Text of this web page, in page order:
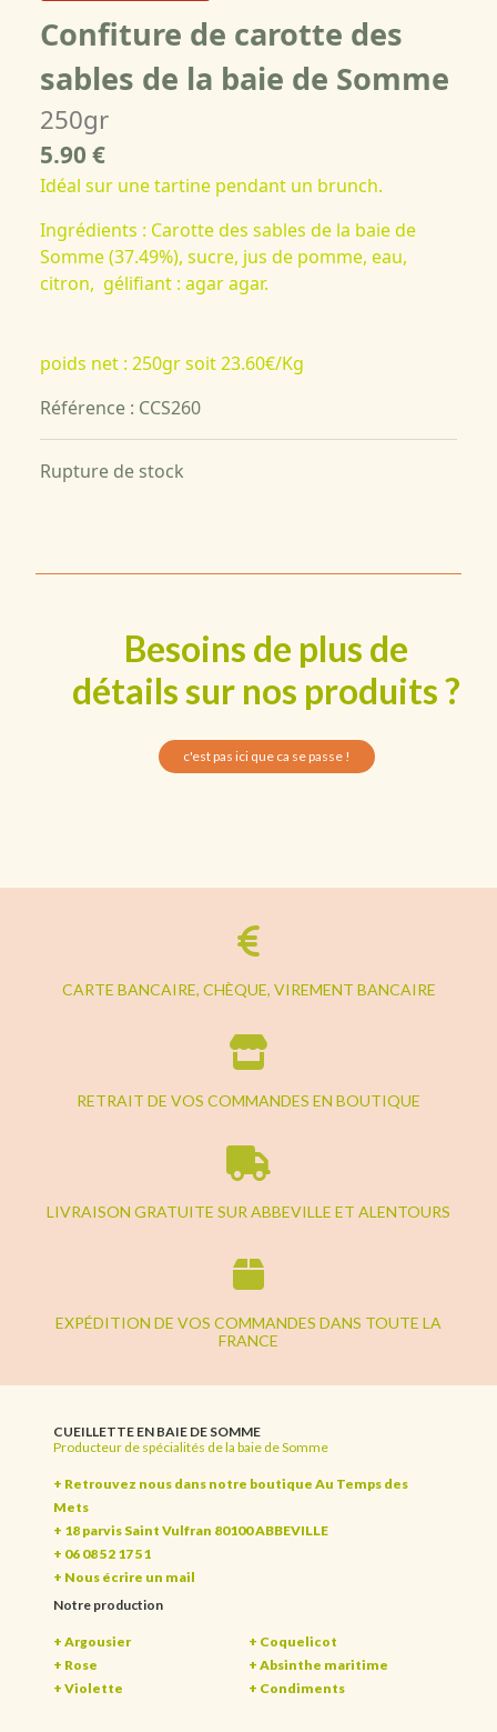
Confiture de carotte des
sables de la baie de Somme
250gr
5.90 €
Idéal sur une tartine pendant un brunch.
Ingrédients : Carotte des sables de la baie de
Somme (37.49%), sucre, jus de pomme, eau,
citron, gélifiant : agar agar.
poids net : 250gr soit 23.60€/Kg
Référence : CCS260
Rupture de stock
Besoins de plus de
détails sur nos produits ?
c'est pas ici que ca se passe !
CARTE BANCAIRE, CHÈQUE, VIREMENT BANCAIRE
RETRAIT DE VOS COMMANDES EN BOUTIQUE
LIVRAISON GRATUITE SUR ABBEVILLE ET ALENTOURS
EXPÉDITION DE VOS COMMANDES DANS TOUTE LA
FRANCE
CUEILLETTE EN BAIE DE SOMME
Producteur de spécialités de la baie de Somme
+ Retrouvez nous dans notre boutique Au Temps des
Mets
+ 18 parvis Saint Vulfran 80100 ABBEVILLE
+ 06 08 52 17 51
+ Nous écrire un mail
Notre production
+ Argousier
+ Rose
+ Violette
+ Coquelicot
+ Absinthe maritime
+ Condiments